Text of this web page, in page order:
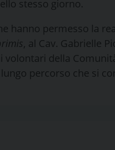
stesso giorno.
hanno permesso la
, al Cav. Gabrielle
della
percorso che si